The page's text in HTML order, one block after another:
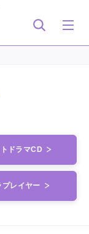
ドラマCD
プレイヤー